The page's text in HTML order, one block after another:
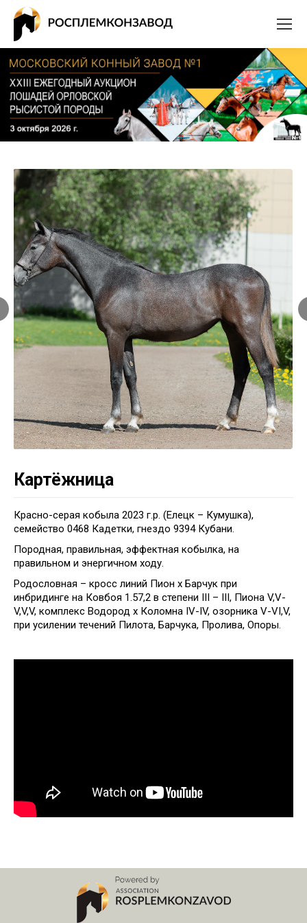
Картёжница
Красно-серая кобыла 2023 г.р. (Елецк – Кумушка),
семейство 0468 Кадетки, гнездо 9394 Кубани.
Породная, правильная, эффектная кобылка, на
правильном и энергичном ходу.
Родословная – кросс линий Пион х Барчук при
инбридинге на Ковбоя 1.57,2 в степени III – III, Пиона V,V-
V,V,V, комплекс Водород х Коломна IV-IV, озорника V-VI,V,
при усилении течений Пилота, Барчука, Пролива, Опоры.